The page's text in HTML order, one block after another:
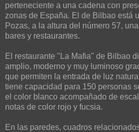
perteneciente a una cadena con
zonas de España. El de Bilbao está
Pozas, a la altura del número 57,
bares y restaurantes.
El restaurante "La Mafia" de Bilbao
amplio, moderno y muy luminoso
que permiten la entrada de luz
tiene capacidad para 150 personas
el color blanco acompañado de
notas de color rojo y fucsia.
En las paredes, cuadros